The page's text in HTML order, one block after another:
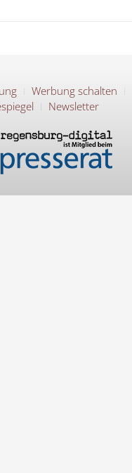
Werbung schalten
Newsletter